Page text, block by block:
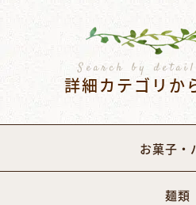
Search by
詳細カテゴリか
お菓子・
麺類